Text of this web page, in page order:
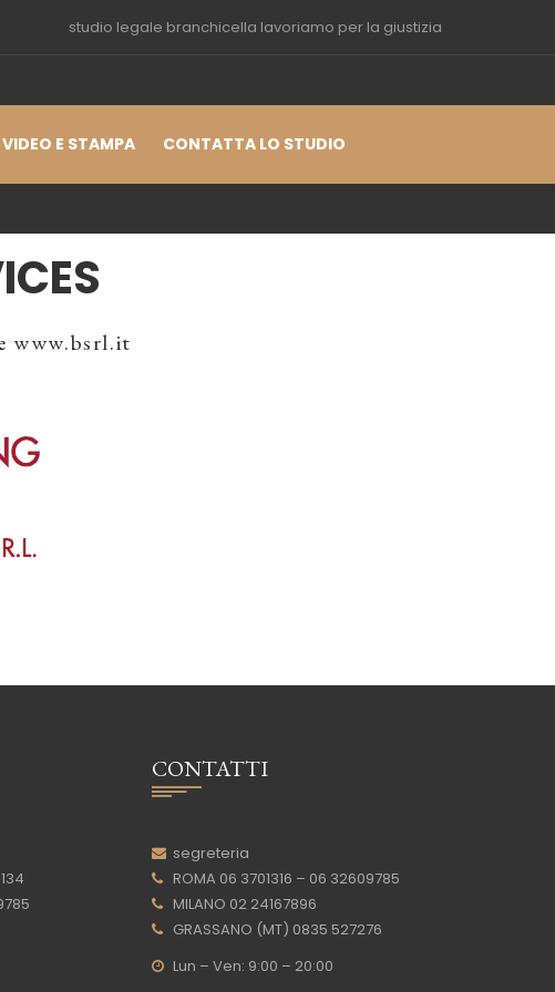
studio legale branchicella lavoriamo per la giustizia
VIDEO E STAMPA CONTATTA LO STUDIO
www.bsrl.it
CONTATTI
segreteria
ROMA 06 3701316 – 06 32609785
MILANO 02 24167896
GRASSANO (MT) 0835 527276
Lun – Ven: 9:00 – 20:00